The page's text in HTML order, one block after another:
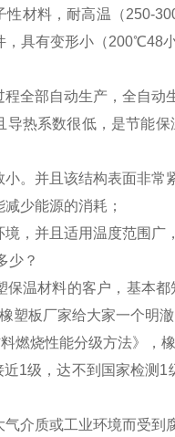
性材料，耐高温（250-
，具有变形小（200℃48
全部自动生产，全自
导热系数很低，是节能
。并且该结构表面非常
少能源的消耗；
，并且适用温度范围广
少？
保温材料的客户，基本
塑板厂家给大家一个明澈
燃烧性能分级方法》，
1级，达不到国家检测
介质或工业环境而受